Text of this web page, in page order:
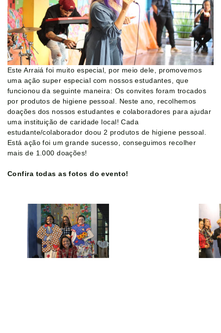
Este Arraiá foi muito especial, por meio dele, promovemos
uma ação super especial com nossos estudantes, que
funcionou da seguinte maneira: Os convites foram trocados
por produtos de higiene pessoal. Neste ano, recolhemos
doações dos nossos estudantes e colaboradores para ajudar
uma instituição de caridade local! Cada
estudante/colaborador doou 2 produtos de higiene pessoal.
Está ação foi um grande sucesso, conseguimos recolher
mais de 1.000 doações!
Confira todas as fotos do evento!